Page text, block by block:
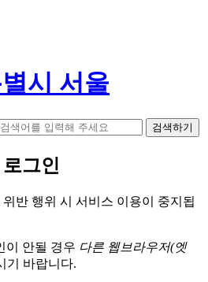
시 서울
검색하기
그인
반 행위 시 서비스 이용이 중지됩
이 안될 경우 다른 웹브라우저(엣
기 바랍니다.